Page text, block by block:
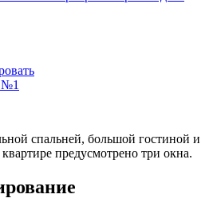
спальней, большой гостиной и
предусмотрено три окна.